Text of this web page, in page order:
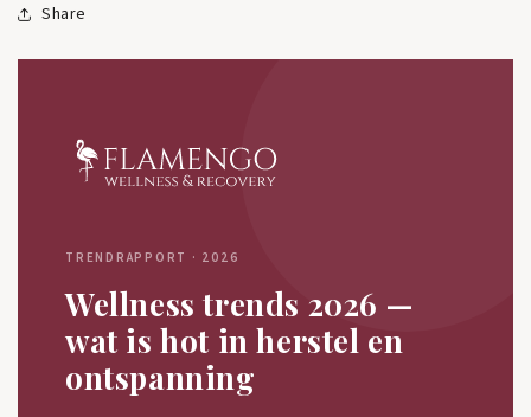
Share
TRENDRAPPORT · 2026
Wellness trends 2026 —
wat is hot in herstel en
ontspanning